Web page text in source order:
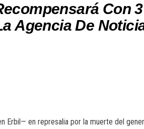
Con 3
Agencia De
Erbil— en represalia por la muerte del